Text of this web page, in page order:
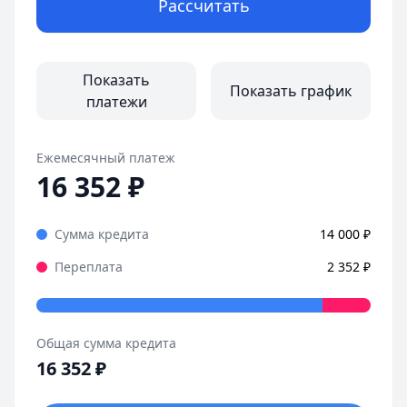
Взяла займ в Joymoney за несколько минут. Деньги на
Страницы отзывов:
Рассчитать
Показать
платежи
Показать график
Ежемесячный платеж
16 352₽
Сумма кредита 14 000 ₽
Переплата
2 352 ₽
Общая сумма кредита
16 352₽